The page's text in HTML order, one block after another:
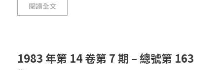
閱讀全文
1983 年第 14 卷第 7 期 – 總號第 163